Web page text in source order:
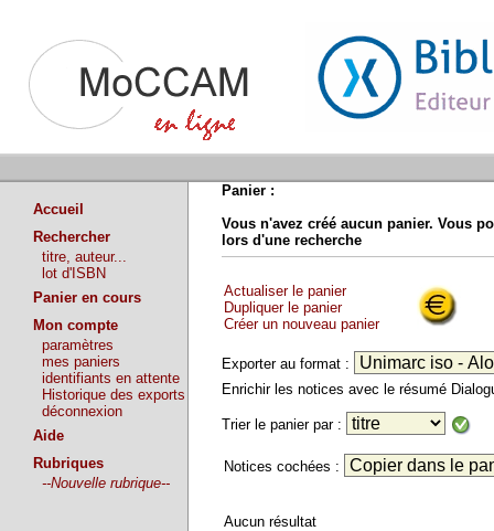
Accueil
Rechercher
titre, auteur...
lot d'ISBN
Panier en cours
Mon compte
paramètres
mes paniers
identifiants en attente
Historique des exports
déconnexion
Aide
Rubriques
--Nouvelle rubrique--
Panier :
Vous n'avez créé aucun panier. Vous
lors d'une recherche
Actualiser le panier
Dupliquer le panier
Créer un nouveau panier
Exporter au format :
Enrichir les notices avec le résumé
Trier le panier par :
Notices cochées :
Aucun résultat